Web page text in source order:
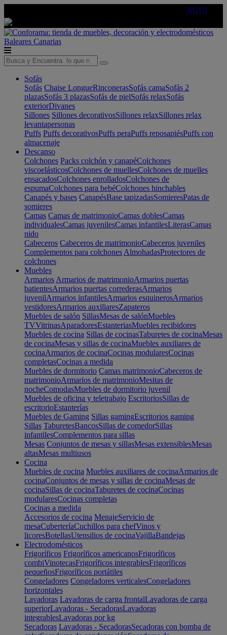
AQUÍ
Baleares Canarias
Sofás
Sofás Chaise LongueRinconerasSofás camaSofás 2
plazasSofás 3 plazasSofás de pielSofás relaxSofás
exteriorDivanes
Sillones Sillones decorativosSillones relaxSillones relax
levantapersonas
Puffs Puffs decorativosPuffs peraPuffs reposapiésPuffs con
almacenaje
Descanso
Colchones Packs colchón y canapéColchones
viscoelásticosColchones de muellesColchones de muelles
ensacadosColchones enrolladosColchones de
espumaColchones para bebéColchones hinchables
Canapés y bases CanapésBase tapizadasSomieresPatas de
somieres
Camas Camas de matrimonioCamas doblesCamas
individualesCamas juvenilesCamas infantilesLiterasCamas
nido
Cabeceros Cabeceros de matrimonioCabeceros juveniles
Complementos para colchones AlmohadasProtectores de
colchones
Muebles
Armarios Armarios de matrimonioArmarios puertas
batientesArmarios puertas correderasArmarios
juvenilArmarios infantilesArmarios esquinerosArmarios
vestidoresArmarios auxiliaresZapateros
Muebles de salón SillasMesas de salónMuebles
TVVitrinasAparadoresEstanteriasMuebles recibidores
Muebles de cocina Sillas de cocinasTaburetes de cocinaMesas
de cocinaMesas y sillas de cocinaMuebles auxiliares de
cocinaArmarios de cocinaCocinas modularesCocinas
completasCocinas a medida
Muebles de dormitorio Camas matrimonioCabeceros de
matrimonioArmarios de matrimonioMesitas de
nocheComodasMuebles de dormitorio juvenil
Muebles de oficina y teletrabajo EscritoriosSillas de
escritorioEstanterías
Muebles de Gaming Sillas gamingEscritorios gaming
Sillas TaburetesBancosSillas de comedorSillas
infantilesComplementos para sillas
Mesas Conjuntos de mesas y sillasMesas extensiblesMesas
altasMesas multiusos
Cocina
Muebles de cocina Muebles auxiliares de cocinaArmarios de
cocinaConjuntos de mesas y sillas de cocinaMesas de
cocinaSillas de cocinaTaburetes de cocinaCocinas
modularesCocinas completas
Cocinas a medida
Accesorios de cocina MenajeServicio de
mesaCuberteríaCuchillos para chefVinos y
licoresBotellasUtensilios de cocinaVajillaBandejas
Electrodomésticos
Frigoríficos Frigoríficos americanosFrigoríficos
combiVinotecasFrigoríficos integrablesFrigoríficos
pequeñosFrigoríficos portátiles
Congeladores Congeladores verticalesCongeladores
horizontales
Lavadoras Lavadoras de carga frontalLavadoras de carga
superiorLavadoras - SecadorasLavadoras
integrablesLavadoras por kg
Secadoras Lavadoras - SecadorasSecadoras con bomba de